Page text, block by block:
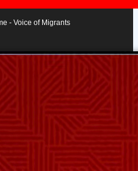
- Voice of Migrants